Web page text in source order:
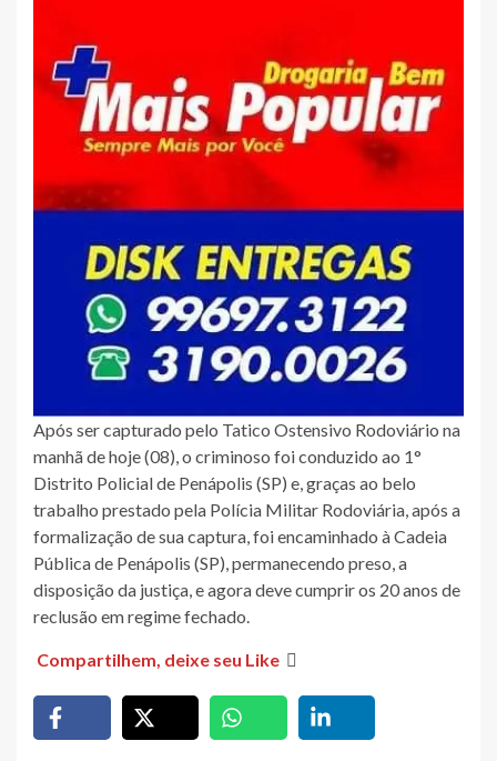
Após ser capturado pelo Tatico Ostensivo Rodoviário na
manhã de hoje (08), o criminoso foi conduzido ao 1°
Distrito Policial de Penápolis (SP) e, graças ao belo
trabalho prestado pela Polícia Militar Rodoviária, após a
formalização de sua captura, foi encaminhado à Cadeia
Pública de Penápolis (SP), permanecendo preso, a
disposição da justiça, e agora deve cumprir os 20 anos de
reclusão em regime fechado.
Compartilhem, deixe seu Like 